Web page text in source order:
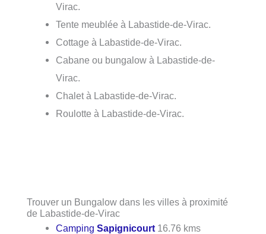
Virac.
Tente meublée à Labastide-de-Virac.
Cottage à Labastide-de-Virac.
Cabane ou bungalow à Labastide-de-
Virac.
Chalet à Labastide-de-Virac.
Roulotte à Labastide-de-Virac.
Trouver un Bungalow dans les villes à proximité
de Labastide-de-Virac
CampingSapignicourt 16.76 kms